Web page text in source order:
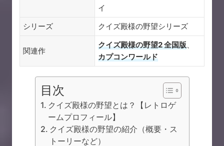
イ
シリーズ
クイズ殿様の野望シリーズ
関連作
クイズ殿様の野望2 全国版、
カプコンワールド
目次
クイズ殿様の野望とは？【レトロゲ
ームプロフィール】
クイズ殿様の野望の紹介（概要・ス
トーリーなど）